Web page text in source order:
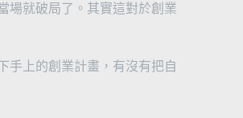
場就破局了。其實這對於創業
手上的創業計畫，有沒有把自